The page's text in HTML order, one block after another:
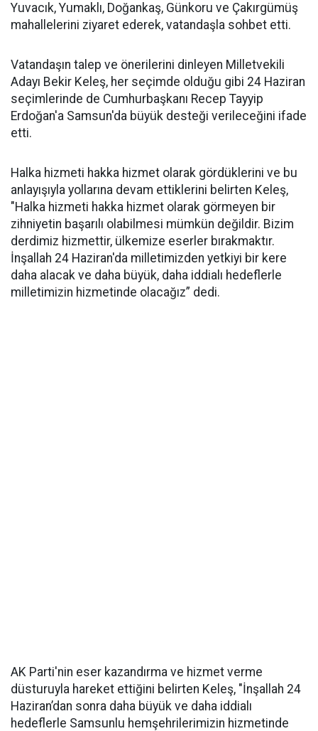
Yuvacık, Yumaklı, Doğankaş, Günkoru ve Çakırgümüş
mahallelerini ziyaret ederek, vatandaşla sohbet etti.
Vatandaşın talep ve önerilerini dinleyen Milletvekili
Adayı Bekir Keleş, her seçimde olduğu gibi 24 Haziran
seçimlerinde de Cumhurbaşkanı Recep Tayyip
Erdoğan'a Samsun'da büyük desteği verileceğini ifade
etti.
Halka hizmeti hakka hizmet olarak gördüklerini ve bu
anlayışıyla yollarına devam ettiklerini belirten Keleş,
"Halka hizmeti hakka hizmet olarak görmeyen bir
zihniyetin başarılı olabilmesi mümkün değildir. Bizim
derdimiz hizmettir, ülkemize eserler bırakmaktır.
İnşallah 24 Haziran'da milletimizden yetkiyi bir kere
daha alacak ve daha büyük, daha iddialı hedeflerle
milletimizin hizmetinde olacağız” dedi.
AK Parti'nin eser kazandırma ve hizmet verme
düsturuyla hareket ettiğini belirten Keleş, "İnşallah 24
Haziran’dan sonra daha büyük ve daha iddialı
hedeflerle Samsunlu hemşehrilerimizin hizmetinde